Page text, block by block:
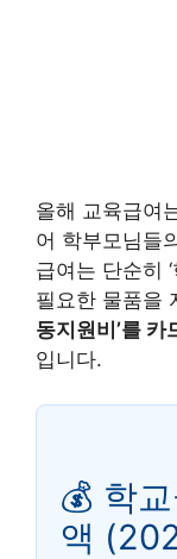
올해 교육급여
어 학부모님들
급여는 단순히
필요한 물품을
동지원비’를 카
입니다.
💰 학
액